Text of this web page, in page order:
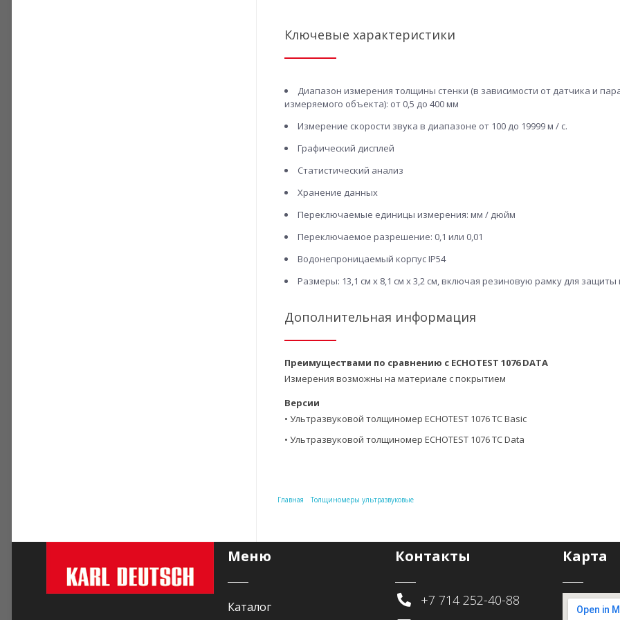
Ключевые характеристики
Диапазон измерения толщины стенки (в зависимости от датчика и
измеряемого объекта): от 0,5 до 400 мм
Измерение скорости звука в диапазоне от 100 до 19999 м / с.
Графический дисплей
Статистический анализ
Хранение данных
Переключаемые единицы измерения: мм / дюйм
Переключаемое разрешение: 0,1 или 0,01
Водонепроницаемый корпус IP54
Размеры: 13,1 см x 8,1 см x 3,2 см, включая резиновую рамку для защиты
Дополнительная информация
Преимуществами по сравнению с ECHOTEST 1076 DATA
Измерения возможны на материале с покрытием
Версии
• Ультразвуковой толщиномер ECHOTEST 1076 TC Basic
• Ультразвуковой толщиномер ECHOTEST 1076 TC Data
Главная /Толщиномеры ультразвуковые/ ECHOTEST 1076 TC: Ультразвуковой толщиномер с
Меню
Каталог
Контакты
+7 714 252-40-88
Карта